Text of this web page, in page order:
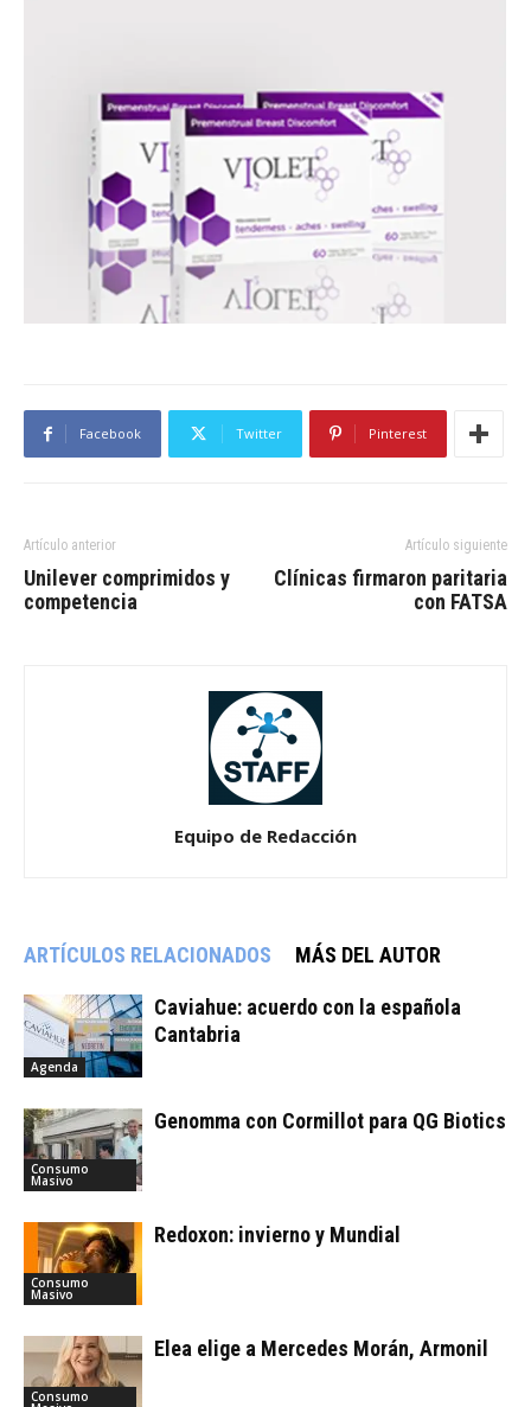
Facebook Twitter Pinterest
Artículo anterior
Unilever comprimidos y
competencia
Artículo siguiente
Clínicas firmaron paritaria
con FATSA
Equipo de Redacción
ARTÍCULOS RELACIONADOS MÁS DEL AUTOR
Agenda
Caviahue: acuerdo con la española
Cantabria
Consumo
Masivo
Genomma con Cormillot para QG Biotics
Consumo
Masivo
Redoxon: invierno y Mundial
Consumo
Elea elige a Mercedes Morán, Armonil